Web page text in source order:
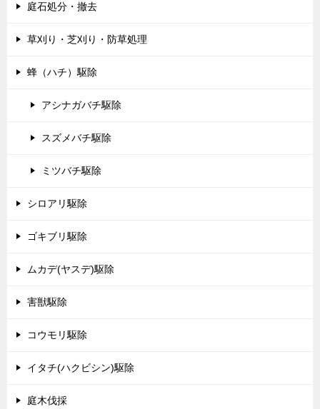
庭石処分・撤去
草刈り・芝刈り・防草処理
蜂（ハチ）駆除
アシナガバチ駆除
スズメバチ駆除
ミツバチ駆除
シロアリ駆除
ゴキブリ駆除
ムカデ(ヤスデ)駆除
害獣駆除
コウモリ駆除
イタチ(ハクビシン)駆除
庭木伐採